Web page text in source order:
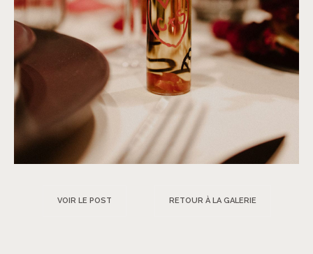
VOIR LE POST RETOUR À LA GALERIE